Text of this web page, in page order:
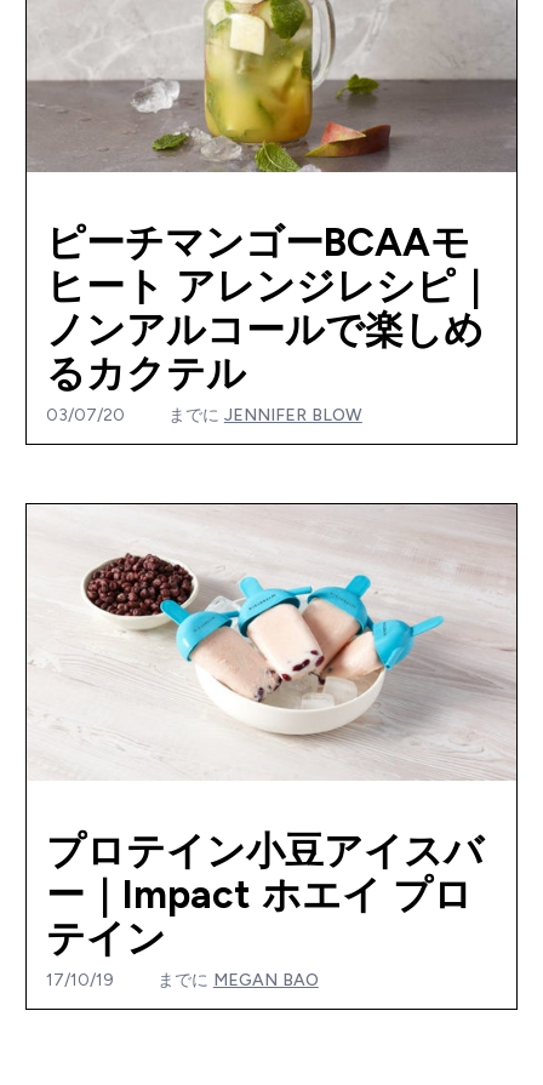
ピーチマンゴーBCAAモ
ヒート アレンジレシピ｜
ノンアルコールで楽しめ
るカクテル
03/07/20 までに JENNIFER BLOW
プロテイン小豆アイスバ
ー｜Impact ホエイ プロ
テイン
17/10/19 までに MEGAN BAO